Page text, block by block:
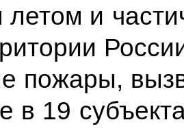
и
пожары,
в 19